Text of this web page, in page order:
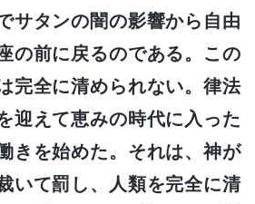
サタンの闇の影響から自由
の前に戻るのである。この
完全に清められない。律法
迎えて恵みの時代に入った
きを始めた。それは、神が
いて罰し、人類を完全に清